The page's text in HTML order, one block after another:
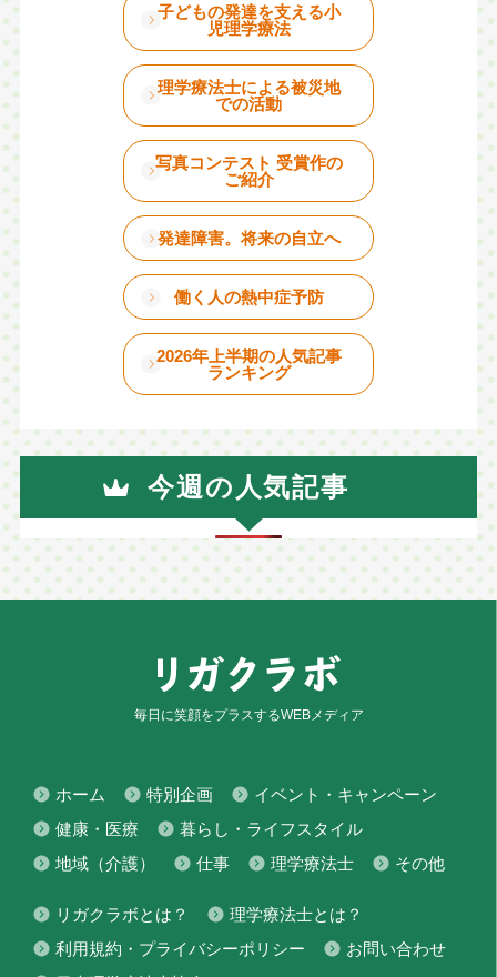
子どもの発達を支える小
児理学療法
理学療法士による被災地
での活動
写真コンテスト 受賞作の
ご紹介
発達障害。将来の自立へ
働く人の熱中症予防
2026年上半期の人気記事
ランキング
今週の人気記事
毎日に笑顔をプラスするWEBメディア
ホーム 特別企画
イベント・キャンペーン
健康・医療
暮らし・ライフスタイル
地域（介護）
仕事 理学療法士 その他
リガクラボとは？
理学療法士とは？
利用規約・プライバシーポリシー
お問い合わせ